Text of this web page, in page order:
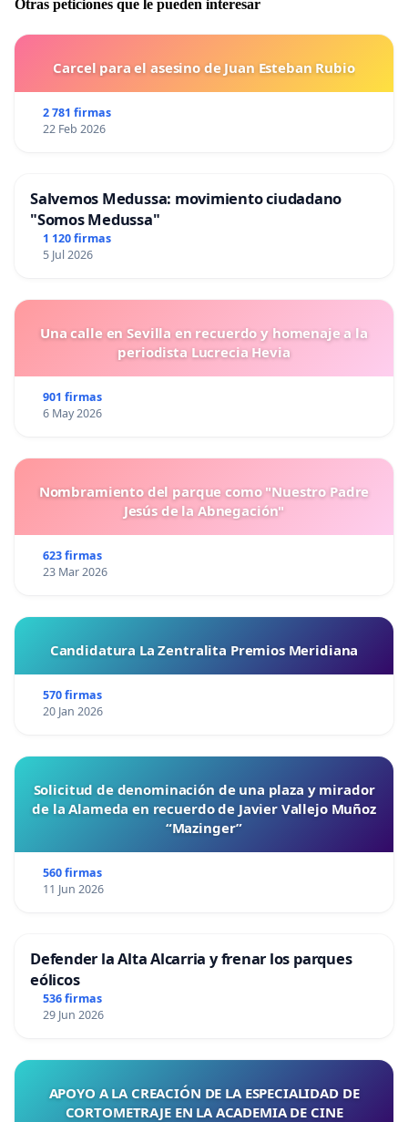
Otras peticiones que le pueden interesar
Carcel para el asesino de Juan Esteban Rubio
2 781 firmas
22 Feb 2026
Salvemos Medussa: movimiento ciudadano
"Somos Medussa"
1 120 firmas
5 Jul 2026
Una calle en Sevilla en recuerdo y homenaje a la
periodista Lucrecia Hevia
901 firmas
6 May 2026
Nombramiento del parque como "Nuestro Padre
Jesús de la Abnegación"
623 firmas
23 Mar 2026
Candidatura La Zentralita Premios Meridiana
570 firmas
20 Jan 2026
Solicitud de denominación de una plaza y mirador
de la Alameda en recuerdo de Javier Vallejo Muñoz
“Mazinger”
560 firmas
11 Jun 2026
Defender la Alta Alcarria y frenar los parques
eólicos
536 firmas
29 Jun 2026
APOYO A LA CREACIÓN DE LA ESPECIALIDAD DE
CORTOMETRAJE EN LA ACADEMIA DE CINE